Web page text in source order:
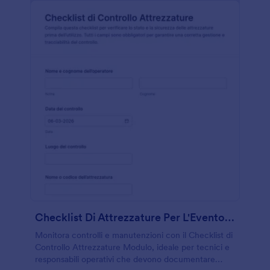
Checklist Di Attrezzature Per L'Evento Form
Monitora controlli e manutenzioni con il Checklist di
Controllo Attrezzature Modulo, ideale per tecnici e
responsabili operativi che devono documentare